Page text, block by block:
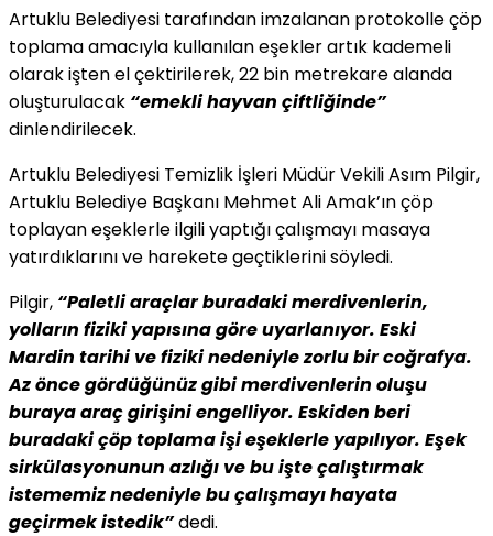
Artuklu Belediyesi tarafından imzalanan protokolle çöp
toplama amacıyla kullanılan eşekler artık kademeli
olarak işten el çektirilerek, 22 bin metrekare alanda
oluşturulacak “emekli hayvan çiftliğinde”
dinlendirilecek.
Artuklu Belediyesi Temizlik İşleri Müdür Vekili Asım Pilgir,
Artuklu Belediye Başkanı Mehmet Ali Amak’ın çöp
toplayan eşeklerle ilgili yaptığı çalışmayı masaya
yatırdıklarını ve harekete geçtiklerini söyledi.
Pilgir, “Paletli araçlar buradaki merdivenlerin,
yolların fiziki yapısına göre uyarlanıyor. Eski
Mardin tarihi ve fiziki nedeniyle zorlu bir coğrafya.
Az önce gördüğünüz gibi merdivenlerin oluşu
buraya araç girişini engelliyor. Eskiden beri
buradaki çöp toplama işi eşeklerle yapılıyor. Eşek
sirkülasyonunun azlığı ve bu işte çalıştırmak
istememiz nedeniyle bu çalışmayı hayata
geçirmek istedik”dedi.